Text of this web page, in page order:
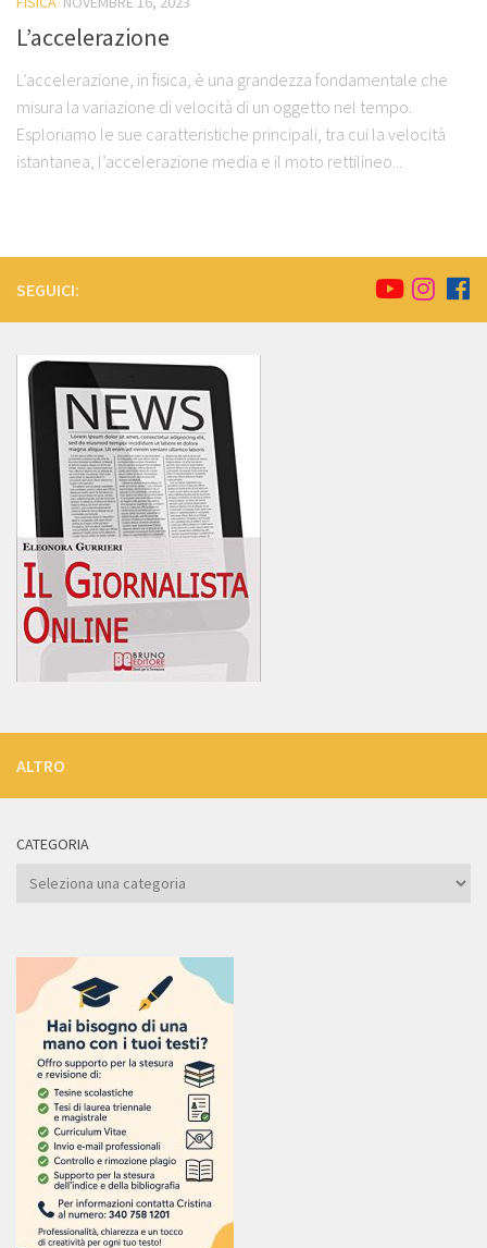
L’accelerazione
L’accelerazione, in fisica, è una grandezza fondamentale che
misura la variazione di velocità di un oggetto nel tempo.
Esploriamo le sue caratteristiche principali, tra cui la velocità
istantanea, l’accelerazione media e il moto rettilineo...
SEGUICI:
ALTRO
CATEGORIA
Categoria